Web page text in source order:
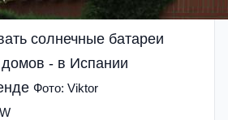
солнечные батареи
- в Испании
Фото: Viktor